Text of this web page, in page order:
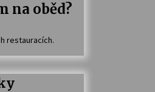
na oběd?
restauracích.